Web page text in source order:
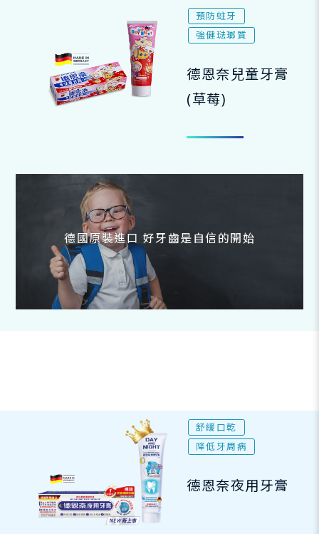
德國原裝進口 好牙齒是自信的開始
預防蛀牙
強健琺瑯質
德恩奈兒童牙膏
(草莓)
舒緩口乾
降低牙周病
德恩奈夜用牙膏